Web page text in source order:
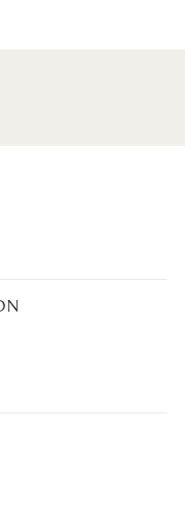
un nouvel onglet)